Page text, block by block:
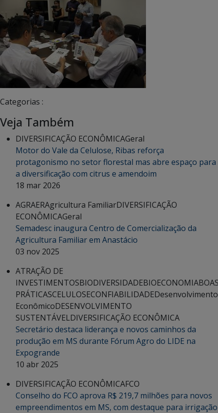
Categorias :
Veja Também
DIVERSIFICAÇÃO ECONÔMICAGeral
Motor do Vale da Celulose, Ribas reforça
protagonismo no setor florestal mas abre espaço para
a diversificação com citrus e amendoim
18 mar 2026
AGRAERAgricultura FamiliarDIVERSIFICAÇÃO
ECONÔMICAGeral
Semadesc inaugura Centro de Comercialização da
Agricultura Familiar em Anastácio
03 nov 2025
ATRAÇÃO DE
INVESTIMENTOSBIODIVERSIDADEBIOECONOMIA
PRÁTICASCELULOSECONFIABILIDADEDesenvolvimento
EconômicoDESENVOLVIMENTO
SUSTENTÁVELDIVERSIFICAÇÃO ECONÔMICA
Secretário destaca liderança e novos caminhos da
produção em MS durante Fórum Agro do LIDE na
Expogrande
10 abr 2025
DIVERSIFICAÇÃO ECONÔMICAFCO
Conselho do FCO aprova R$ 219,7 milhões para novos
empreendimentos em MS, com destaque para irrigação